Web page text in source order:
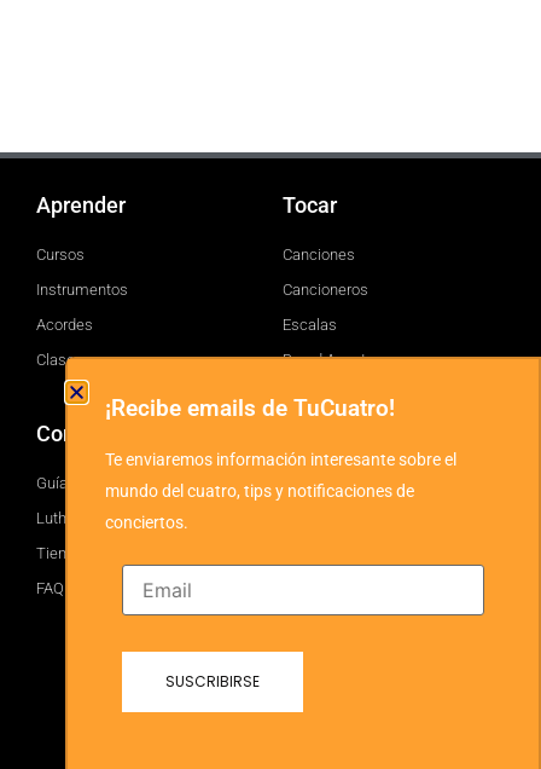
Aprender
Cursos
Instrumentos
Acordes
Clases
Tocar
Canciones
Cancioneros
Escalas
Brand Assets
Comprar
Guía
Luthiers
Tienda
FAQ
Facebook
¡Recibe emails de TuCuatro!
Te enviaremos información interesante sobre el
mundo del cuatro, tips y notificaciones de
conciertos.